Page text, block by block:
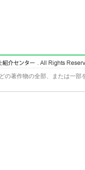
の著作物の全部、または一